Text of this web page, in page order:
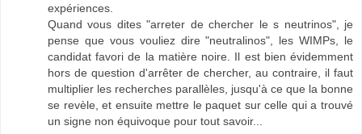
expériences.
Quand vous dites "arreter de chercher le s neutrinos", je
pense que vous vouliez dire "neutralinos", les WIMPs, le
candidat favori de la matière noire. Il est bien évidemment
hors de question d'arrêter de chercher, au contraire, il faut
multiplier les recherches parallèles, jusqu'à ce que la bonne
se revèle, et ensuite mettre le paquet sur celle qui a trouvé
un signe non équivoque pour tout savoir...